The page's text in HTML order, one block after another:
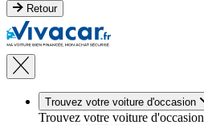
Retour
Trouvez votre voiture d'occasion
Trouvez votre voiture d'occasion